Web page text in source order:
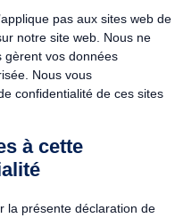
pas aux sites web de
notre site web. Nous ne
gèrent vos données
Nous vous
confidentialité de ces sites
à cette
la présente déclaration de